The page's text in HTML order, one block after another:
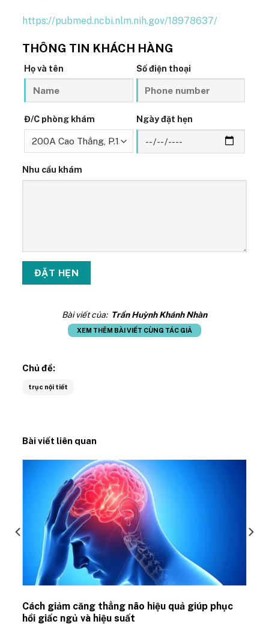
https://pubmed.ncbi.nlm.nih.gov/18978637/
THÔNG TIN KHÁCH HÀNG
Họ và tên Số điện thoại
Đ/C phòng khám Ngày đặt hẹn
Nhu cầu khám
Bài viết của: Trần Huỳnh Khánh Nhàn
XEM THÊM BÀI VIẾT CÙNG TÁC GIẢ
Chủ đề:
trục nội tiết
Bài viết liên quan
Cách giảm căng thẳng não hiệu quả giúp phục
hồi giấc ngủ và hiệu suất